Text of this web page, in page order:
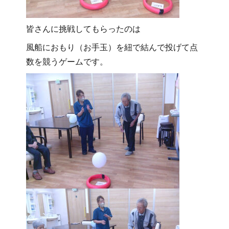
皆さんに挑戦してもらったのは
風船におもり（お手玉）を紐で結んで投げて点
数を競うゲームです。